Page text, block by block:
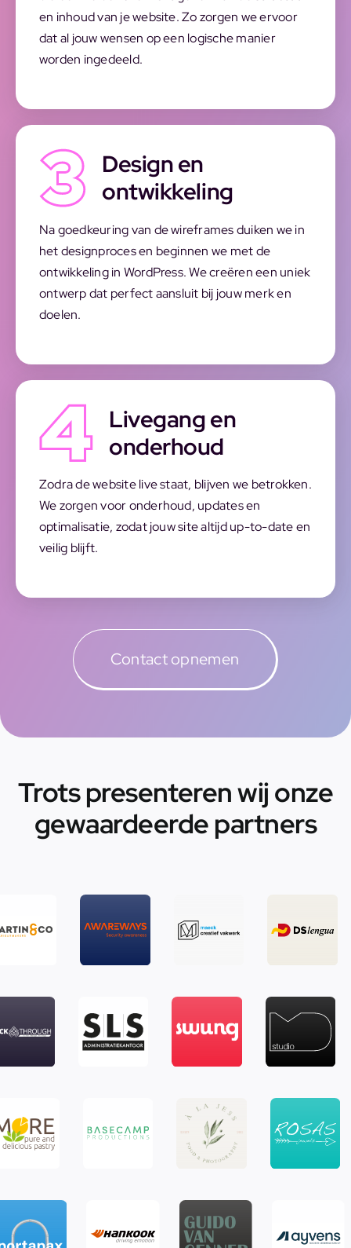
en inhoud van je website. Zo zorgen we ervoor
dat al jouw wensen op een logische manier
worden ingedeeld.
Design en
ontwikkeling
Na goedkeuring van de wireframes duiken we in
het designproces en beginnen we met de
ontwikkeling in WordPress. We creëren een uniek
ontwerp dat perfect aansluit bij jouw merk en
doelen.
Livegang en
onderhoud
Zodra de website live staat, blijven we betrokken.
We zorgen voor onderhoud, updates en
optimalisatie, zodat jouw site altijd up-to-date en
veilig blijft.
Contact opnemen
Trots presenteren wij onze
gewaardeerde partners